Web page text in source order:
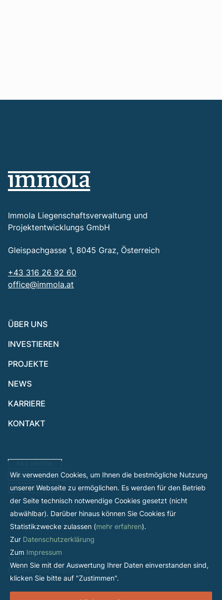
Immola Liegenschaftsverwaltung und
Projektentwicklungs GmbH
Gleispachgasse 1, 8045 Graz, Österreich
+43 316 26 92 60
office@immola.at
ÜBER UNS
INVESTIEREN
PROJEKTE
NEWS
KARRIERE
KONTAKT
INSTAGRAM
LINKEDIN
Impressum
Datenschutzerklärung
Wir verwenden Cookies, um Ihnen die bestmögliche Nutzung
unserer Webseite zu ermöglichen. Es werden für den Betrieb
der Seite technisch notwendige Cookies gesetzt (nicht
abwählbar). Darüber hinaus können Sie Cookies für
Statistikzwecke zulassen (mehr erfahren).
Zur Datenschutzerklärung
Zum Impressum
Wenn Sie mit der Auswertung Ihrer Daten einverstanden sind,
klicken Sie bitte auf "Zustimmen".